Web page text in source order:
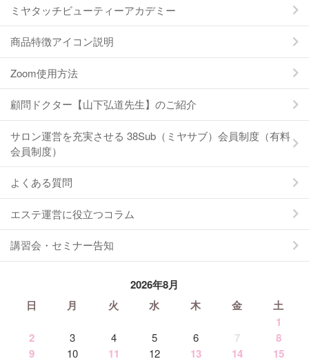
ミヤタッチビューティーアカデミー
商品特徴アイコン説明
Zoom使用方法
顧問ドクター【山下弘道先生】のご紹介
サロン運営を充実させる 38Sub（ミヤサブ）会員制度（有料
会員制度）
よくある質問
エステ運営に役立つコラム
講習会・セミナー告知
2026年8月
日
月 火 水 木 金
土
1
2
3 4 5 6 7
8
9
10 11 12 13 14
15